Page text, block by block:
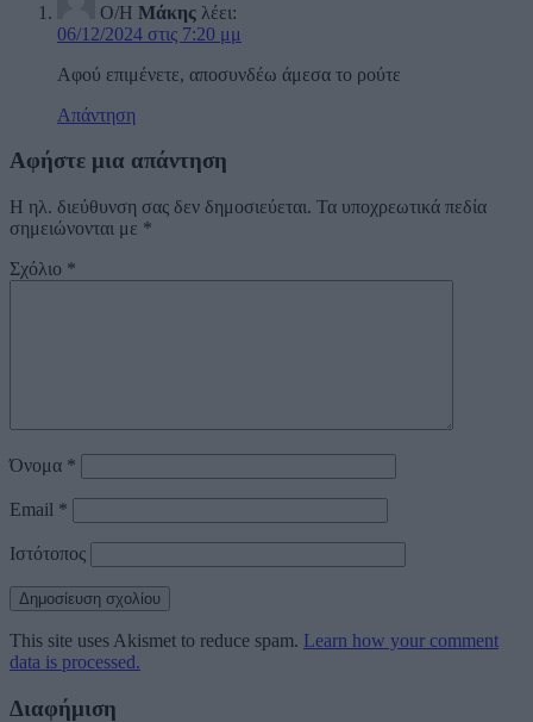
Ο/Η Μάκης λέει:
06/12/2024 στις 7:20 μμ
Αφού επιμένετε, αποσυνδέω άμεσα το ρούτε
Απάντηση
Αφήστε μια απάντηση
Η ηλ. διεύθυνση σας δεν δημοσιεύεται. Τα υποχρεωτικά πεδία
σημειώνονται με *
Σχόλιο *
Όνομα *
Email *
Ιστότοπος
This site uses Akismet to reduce spam. Learn how your comment
data is processed.
Διαφήμιση